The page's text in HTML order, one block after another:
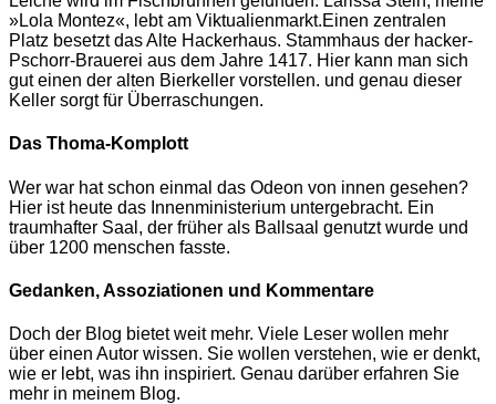
»Lola Montez«, lebt am Viktualienmarkt.Einen zentralen
Platz besetzt das Alte Hackerhaus. Stammhaus der hacker-
Pschorr-Brauerei aus dem Jahre 1417. Hier kann man sich
gut einen der alten Bierkeller vorstellen. und genau dieser
Keller sorgt für Überraschungen.
Das Thoma-Komplott
Wer war hat schon einmal das Odeon von innen gesehen?
Hier ist heute das Innenministerium untergebracht. Ein
traumhafter Saal, der früher als Ballsaal genutzt wurde und
über 1200 menschen fasste.
Gedanken, Assoziationen und Kommentare
Doch der Blog bietet weit mehr. Viele Leser wollen mehr
über einen Autor wissen. Sie wollen verstehen, wie er denkt,
wie er lebt, was ihn inspiriert. Genau darüber erfahren Sie
mehr in meinem Blog.